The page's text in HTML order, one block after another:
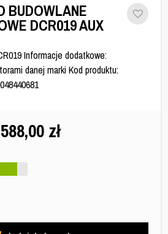
BUDOWLANE
DCR019 AUX
Informacje dodatkowe:
danej marki Kod produktu:
588,00 zł